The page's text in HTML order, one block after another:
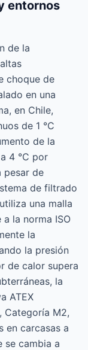
entornos
de la
choque de
en una
en Chile,
de 1 °C
de la
4 °C por
pesar de
de filtrado
una malla
la norma ISO
la
la presión
de calor supera
la
ATEX
Categoría M2,
en carcasas a
se cambia a